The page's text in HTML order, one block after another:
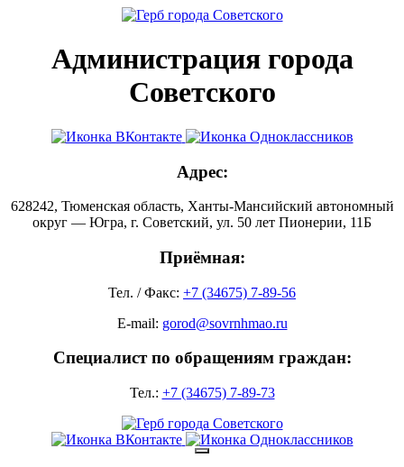
Администрация города
Советского
Адрес:
628242, Тюменская область, Ханты-Мансийский автономный
округ — Югра, г. Советский, ул. 50 лет Пионерии, 11Б
Приёмная:
Тел. / Факс: +7 (34675) 7-89-56
E-mail: gorod@sovrnhmao.ru
Специалист по обращениям граждан:
Тел.: +7 (34675) 7-89-73